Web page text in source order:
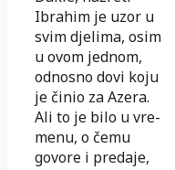
Ibrahim je uzor u
svim dje­lima, osim
u ovom jednom,
odnosno dovi koju
je činio za Azera.
Ali to je bilo u vre­
menu, o čemu
govore i predaje,